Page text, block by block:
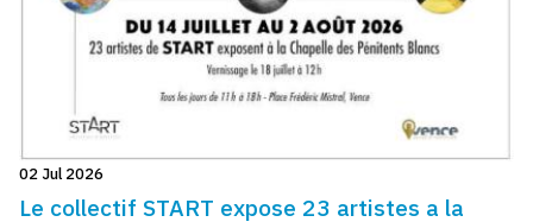
02 Jul 2026
Le collectif START expose 23 artistes a la